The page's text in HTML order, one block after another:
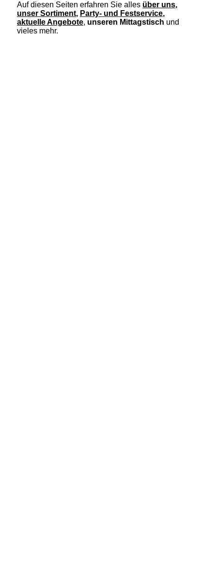
Auf diesen Seiten erfahren Sie alles über uns,
unser Sortiment, Party- und Festservice,
aktuelle Angebote, unseren Mittagstisch und
vieles mehr.